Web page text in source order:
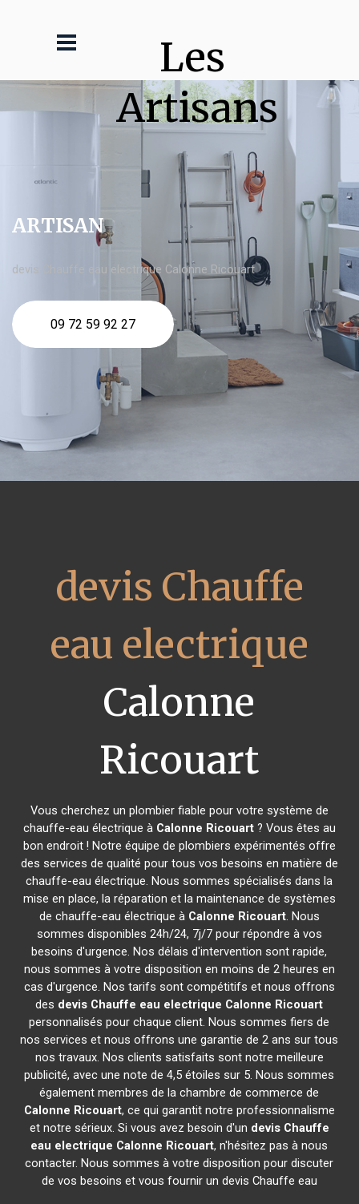
Les
Artisans
ARTISAN
devis Chauffe eau electrique Calonne Ricouart
09 72 59 92 27
devis Chauffe
eau electrique
Calonne
Ricouart
Vous cherchez un plombier fiable pour votre système de
chauffe-eau électrique à Calonne Ricouart? Vous êtes au
bon endroit ! Notre équipe de plombiers expérimentés offre
des services de qualité pour tous vos besoins en matière de
chauffe-eau électrique. Nous sommes spécialisés dans la
mise en place, la réparation et la maintenance de systèmes
de chauffe-eau électrique à Calonne Ricouart. Nous
sommes disponibles 24h/24, 7j/7 pour répondre à vos
besoins d'urgence. Nos délais d'intervention sont rapide,
nous sommes à votre disposition en moins de 2 heures en
cas d'urgence. Nos tarifs sont compétitifs et nous offrons
des devis Chauffe eau electrique Calonne Ricouart
personnalisés pour chaque client. Nous sommes fiers de
nos services et nous offrons une garantie de 2 ans sur tous
nos travaux. Nos clients satisfaits sont notre meilleure
publicité, avec une note de 4,5 étoiles sur 5. Nous sommes
également membres de la chambre de commerce de
Calonne Ricouart, ce qui garantit notre professionnalisme
et notre sérieux. Si vous avez besoin d'un devis Chauffe
eau electrique Calonne Ricouart, n'hésitez pas à nous
contacter. Nous sommes à votre disposition pour discuter
de vos besoins et vous fournir un devis Chauffe eau